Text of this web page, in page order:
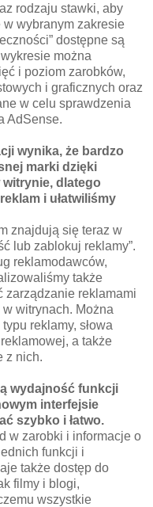
rodzaju stawki, aby
w wybranym zakresie
dostępne są
można
i poziom zarobków,
i graficznych oraz
w celu sprawdzenia
AdSense.
wynika, że bardzo
marki dzięki
dlatego
i ułatwiliśmy
znajdują się teraz w
lub zablokuj reklamy”.
reklamodawców,
także
zarządzanie reklamami
w witrynach. Można
reklamy, słowa
a także
z nich.
wydajność funkcji
interfejsie
szybko i łatwo.
w zarobki i informacje o
funkcji i
także dostęp do
filmy i blogi,
wszystkie